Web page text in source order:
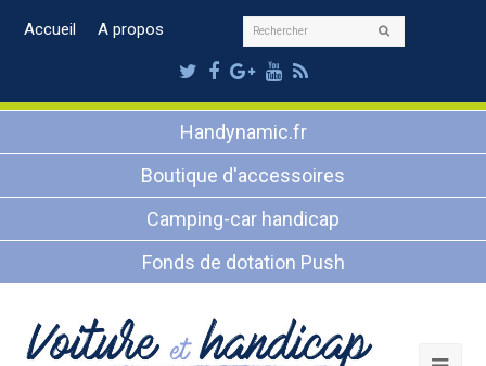
Accueil A propos Rechercher
Twitter
Facebook
Google
Plus
Youtube
RSS
Handynamic.fr
Boutique d'accessoires
Camping-car handicap
Fonds de dotation Push